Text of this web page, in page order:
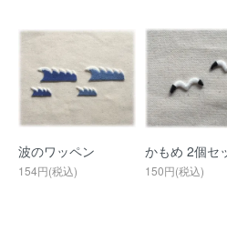
波のワッペン
154円(税込)
かもめ 2個セ
150円(税込)